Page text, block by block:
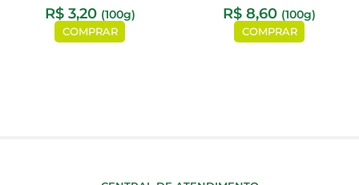
R$3,20 (100g)
COMPRAR
R$ 8,60 (100g)
COMPRAR